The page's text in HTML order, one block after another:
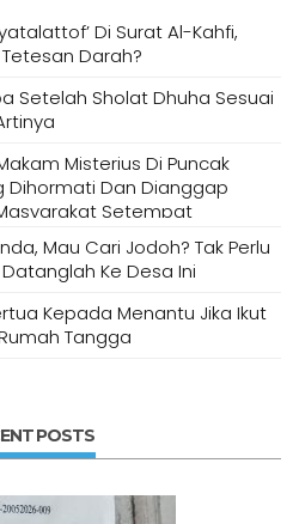
Di Surat Al-Kahfi,
Darah?
Setelah Sholat Dhuha Sesuai
Misterius Di Puncak
Dihormati Dan Dianggap
Setempat
Mau Cari Jodoh? Tak Perlu
Ke Desa Ini
Kepada Menantu Jika Ikut
Tangga
POSTS